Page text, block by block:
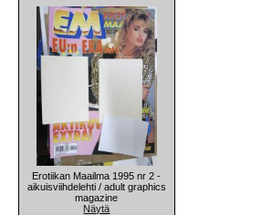
Erotiikan Maailma 1995 nr 2 -
aikuisviihdelehti / adult graphics
magazine
Näytä